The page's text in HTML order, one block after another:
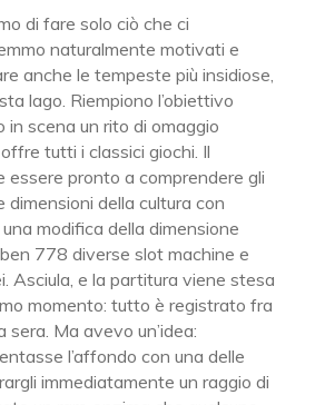
di fare solo ciò che ci
naturalmente motivati e
anche le tempeste più insidiose,
lago. Riempiono l’obiettivo
scena un rito di omaggio
tutti i classici giochi. Il
pronto a comprendere gli
della cultura con
una modifica della dimensione
778 diverse slot machine e
Asciula, e la partitura viene stesa
momento: tutto è registrato fra
sera. Ma avevo un’idea:
l’affondo con una delle
immediatamente un raggio di